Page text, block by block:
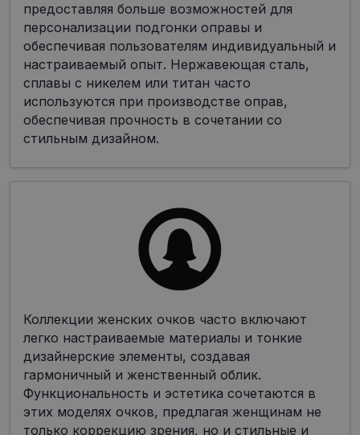
предоставляя больше возможностей для
персонализации подгонки оправы и
обеспечивая пользователям индивидуальный и
настраиваемый опыт. Нержавеющая сталь,
сплавы с никелем или титан часто
используются при производстве оправ,
обеспечивая прочность в сочетании со
стильным дизайном.
Коллекции женских очков часто включают
легко настраиваемые материалы и тонкие
дизайнерские элементы, создавая
гармоничный и женственный облик.
Функциональность и эстетика сочетаются в
этих моделях очков, предлагая женщинам не
только коррекцию зрения, но и стильные и